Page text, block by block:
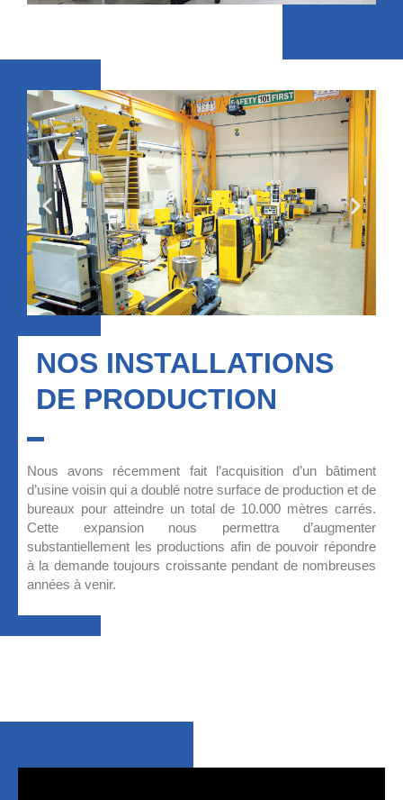
NOS INSTALLATIONS
DE PRODUCTION
Nous avons récemment fait l’acquisition d’un bâtiment
d’usine voisin qui a doublé notre surface de production et de
bureaux pour atteindre un total de 10.000 mètres carrés.
Cette expansion nous permettra d’augmenter
substantiellement les productions afin de pouvoir répondre
à la demande toujours croissante pendant de nombreuses
années à venir.